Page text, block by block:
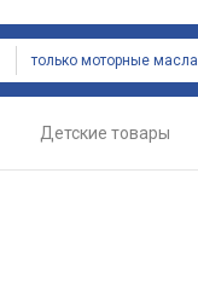
только моторные масла
Детские товары